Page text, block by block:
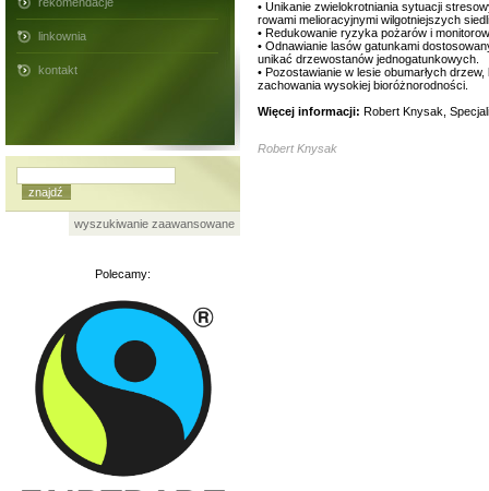
linkownia
kontakt
wyszukiwanie zaawansowane
Polecamy:
• Unikanie zwielokrotniania sytuacji
rowami melioracyjnymi wilgotniejszych
• Redukowanie ryzyka pożarów i
• Odnawianie lasów gatunkami
unikać drzewostanów jednogatunkowych.
• Pozostawianie w lesie obumarłych
zachowania wysokiej bioróżnorodności.
Więcej informacji: Robert Knysak,
Robert Knysak